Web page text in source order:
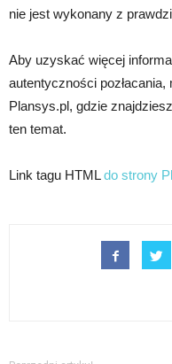
nie jest wykonany z
Aby uzyskać więcej
autentyczności
Plansys.pl, gdzie
ten temat.
Link tagu HTMLdo strony